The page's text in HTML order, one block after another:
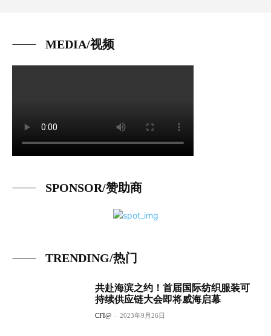
MEDIA/视频
SPONSOR/赞助商
TRENDING/热门
共赴海滨之约！首届国际纺织服装可
持续供应链大会即将威海启幕
CFI@ - 2023年9月26日